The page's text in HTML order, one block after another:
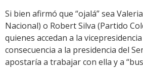
Si bien afirmó que “ojalá” sea
Nacional) o Robert Silva (Partido
quienes accedan a la
consecuencia a la presidencia del
apostaría a trabajar con ella y a